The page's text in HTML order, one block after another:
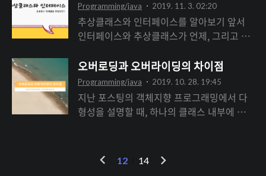
거로움이 있습니다. 원래 판교에서 일하시는
분들이라 장소를 어디서 밋업..
product=MVVJ2KH/A&step=config# 고급
형:
https://www.apple.com/kr/shop/buy-
product=MVVK2KH/A&step= 저도 개인적
으로 맥북프로의 16인치 출시 루머를 익히 들
어서 총알을 마련하고 있었는데, 내년 3월에
출시될 것이라..
자료를 넣고 뺄 때 동작하는 방식이 서로 다
르다. 큐(Queue) 큐는 '줄 서기'에 비유할 수
있다. 택시를 타기 위해서 줄을 서는 과정을
생각해보면 쉽다. 새로 택시 정류장에 도착한
사람은 맨 뒤로 가서 줄을 서고, 택시가 도착
하면 그 줄의 맨 앞에 선 사람이 줄을 빠져나
가 택시에 탄다. 가장 먼저 줄을 선 사람이 가
장 먼저 택시를 타게 된다. 즉 FIFO ( First In
자료를..
Programming/java 2019. 11. 3. 02:20
추상클래스와 인터페이스를 알아보기 앞서
인터페이스와 추상클래스가 언제, 그리고 왜
념을 익힌다면 더욱 공통점과 차이점을 명확
하게 할 수 있을 것이다. 추상 클래스 클래스
가 미완성이라는 것은 멤버의 개수에 관계된
것이 아니라, 단지 미완성 메서드(추상메서
드)들 포함하고 있다는 의미이다. 추상클래스
될 수 있다. 즉 상속을 강제하기 위한 추상메
오버로딩과 오버라이딩의 차이점
Programming/java 2019. 10. 28. 19:45
지난 포스팅의 객체지향 프로그래밍에서 다
형성을 설명할 때, 하나의 클래스 내부에 같
하는 것, 즉 오버라이딩과 오버로딩에 대해서
간략하게 짚고 넘어갔었다면 이번에는 오버
이
12 14
다